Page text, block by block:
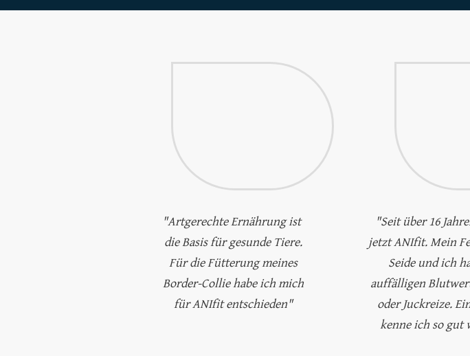
"Artgerechte Ernährung ist
die Basis für gesunde Tiere.
Für die Fütterung meines
Border-Collie habe ich mich
für ANIfit entschieden"
"Seit über 16
jetzt ANIfit. Mein
Seide und ich
auffälligen
oder Juckreize.
kenne ich so gut